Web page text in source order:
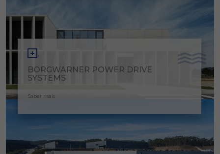
BORGWARNER POWER DRIVE
SYSTEMS
Saber mais